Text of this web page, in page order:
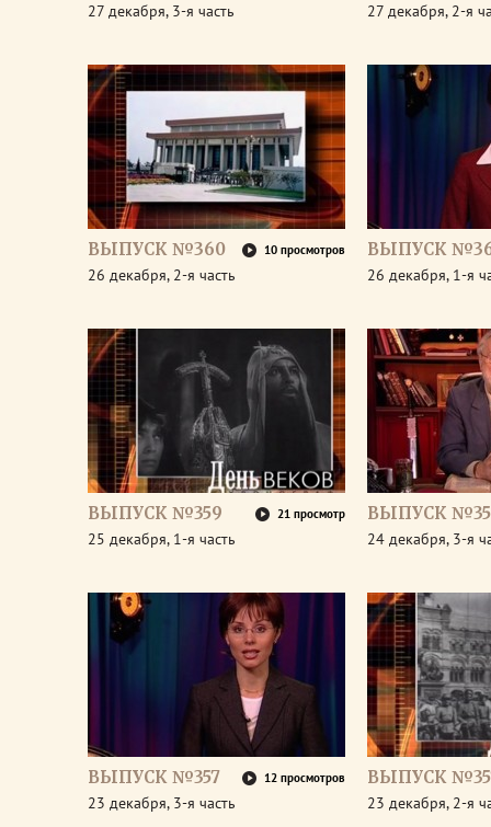
27 декабря, 3-я часть 27 декабря, 2-я
ВЫПУСК №360 10 просмотров
26 декабря, 2-я часть
ВЫПУСК
26 декабря, 1-я
ВЫПУСК №359 21 просмотр
25 декабря, 1-я часть
ВЫПУСК
24 декабря, 3-я
ВЫПУСК №357 12 просмотров
23 декабря, 3-я часть
ВЫПУСК
23 декабря, 2-я